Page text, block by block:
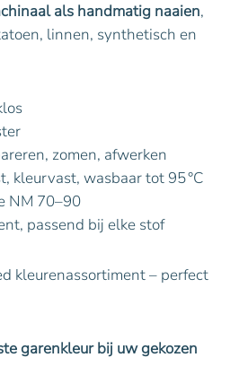
als handmatig naaien,
linnen, synthetisch en
zomen, afwerken
kleurvast, wasbaar tot 95 °C
NM 70–90
passend bij elke stof
kleurenassortiment – perfect
garenkleur bij uw gekozen